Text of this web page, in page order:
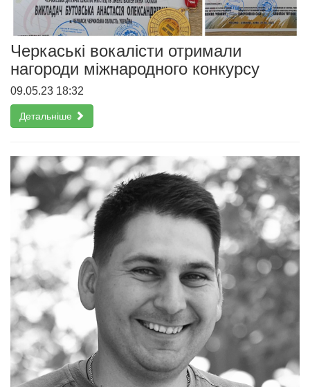
Черкаські вокалісти отримали
нагороди міжнародного конкурсу
09.05.23 18:32
Детальніше